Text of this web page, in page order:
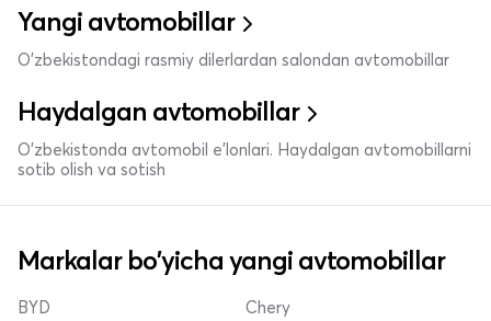
Yangi avtomobillar
O'zbekistondagi rasmiy dilerlardan salondan avtomobillar
Haydalgan avtomobillar
O'zbekistonda avtomobil e’lonlari. Haydalgan avtomobillarni
sotib olish va sotish
Markalar bo'yicha yangi avtomobillar
BYD Chery